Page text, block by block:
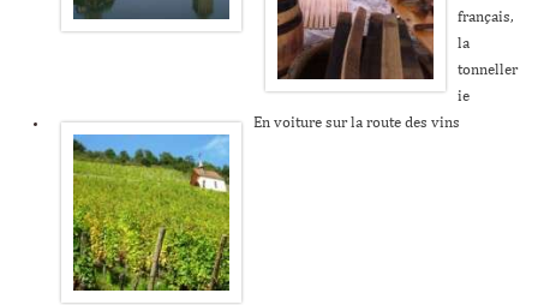
français,
la
tonneller
ie
En voiture sur la route des vins